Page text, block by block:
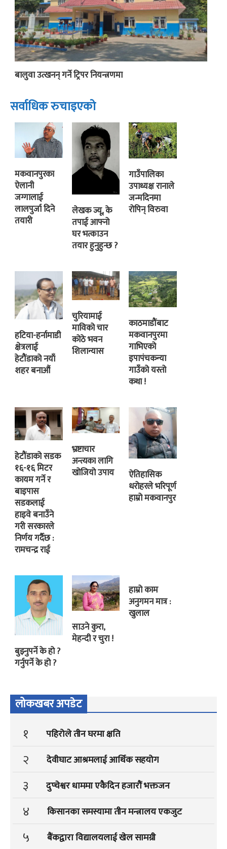
बालुवा उत्खनन् गर्ने ट्रिपर नियन्त्रणमा
सर्वाधिक रुचाइएको
मकवानपुरका
ऐलानी
जग्गालाई
लालपुर्जा दिने
तयारी
लेखक ज्यू, के
तपाई आफ्नो
घर भत्काउन
तयार हुनुहुन्छ ?
गाउँपालिका
उपाध्यक्ष रानाले
जन्मदिनमा
रोपिन् विरुवा
हटिया-हर्नामाडी
क्षेत्रलाई
हेटौंडाको नयाँ
शहर बनाऔं
चुरियामाई
माविको चार
कोठे भवन
शिलान्यास
काठमाडौंबाट
मकवानपुरमा
गाभिएको
इपापंचकन्या
गाउँको यस्तो
कथा !
हेटौंडाको सडक
१६-१६ मिटर
कायम गर्ने र
बाइपास
सडकलाई
हाइवे बनाउँने
गरी सरकारले
निर्णय गर्दैछ :
रामचन्द्र राई
भ्रष्टाचार
अन्त्यका लागि
खोजियो उपाय
ऐतिहासिक
धरोहरले भरिपूर्ण
हाम्रो मकवानपुर
बुझ्नुपर्ने के हो ?
गर्नुपर्ने के हो ?
साउने कुरा,
मेहन्दी र चुरा !
हाम्रो काम
अनुगमन मात्र :
खुलाल
लोकखबर अपडेट
१ पहिरोले तीन घरमा क्षति
२ देवीघाट आश्रमलाई आर्थिक सहयोग
३ दुप्चेश्वर धाममा एकैदिन हजारौं भक्तजन
४ किसानका समस्यामा तीन मन्त्रालय एकजुट
५ बैंकद्वारा विद्यालयलाई खेल सामग्री